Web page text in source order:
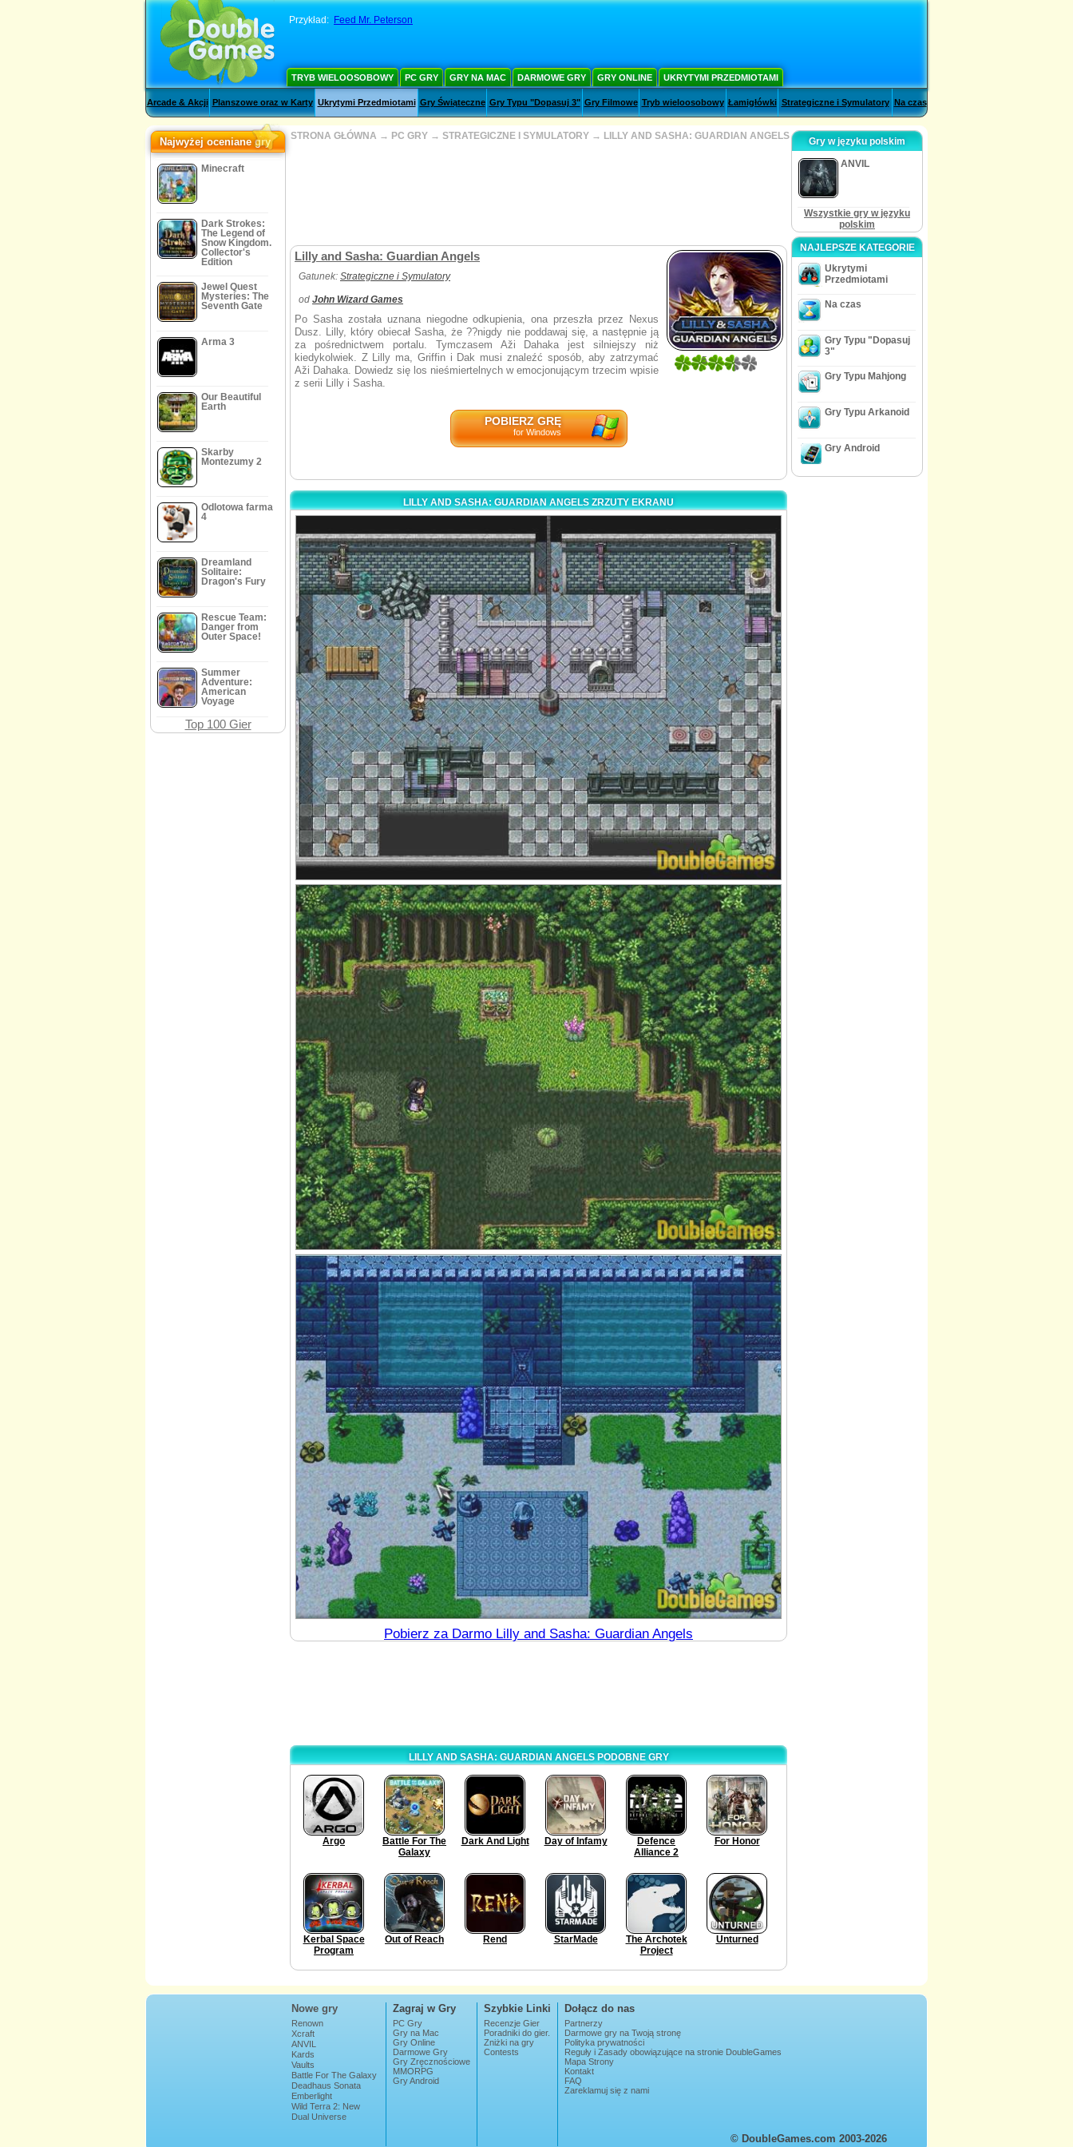
Przykład: Feed Mr. Peterson
TRYB WIELOOSOBOWY PC GRY GRY NA MAC DARMOWE GRY GRY ONLINE UKRYTYMI PRZEDMIOTAMI
Arcade & Akcji Planszowe oraz w Karty Ukrytymi Przedmiotami Gry Świąteczne Gry Typu "Dopasuj 3" Gry Filmowe Tryb wieloosobowy Łamigłówki Strategiczne i Symulatory Na czas
Najwyżej oceniane gry
Minecraft
Dark Strokes:
The Legend of
Snow Kingdom.
Collector's
Edition
Jewel Quest
Mysteries: The
Seventh Gate
Arma 3
Our Beautiful
Earth
Skarby
Montezumy 2
Odlotowa farma
4
Dreamland
Solitaire:
Dragon's Fury
Rescue Team:
Danger from
Outer Space!
Summer
Adventure:
American
Voyage
Top 100 Gier
STRONA GŁÓWNA → PC GRY → STRATEGICZNE I SYMULATORY → LILLY AND SASHA: GUARDIAN ANGELS
5
Lilly and Sasha: Guardian Angels
Gatunek: Strategiczne i Symulatory
od John Wizard Games
Po Sasha została uznana niegodne odkupienia, ona przeszła przez Nexus
Dusz. Lilly, który obiecał Sasha, że ??nigdy nie poddawaj się, a następnie ją
za pośrednictwem portalu. Tymczasem Aži Dahaka jest silniejszy niż
kiedykolwiek. Z Lilly ma, Griffin i Dak musi znaleźć sposób, aby zatrzymać
Aži Dahaka. Dowiedz się los nieśmiertelnych w emocjonującym trzecim wpisie
z serii Lilly i Sasha.
POBIERZ GRĘ
for Windows
LILLY AND SASHA: GUARDIAN ANGELS ZRZUTY EKRANU
Pobierz za Darmo Lilly and Sasha: Guardian Angels
LILLY AND SASHA: GUARDIAN ANGELS PODOBNE GRY
Argo
Battle For The
Galaxy
Dark And Light Day of Infamy
Defence
Alliance 2
For Honor
Kerbal Space
Program
Out of Reach Rend StarMade
The Archotek
Project
Unturned
Gry w języku polskim
ANVIL
Wszystkie gry w języku
polskim
NAJLEPSZE KATEGORIE
Ukrytymi
Przedmiotami
Na czas
Gry Typu "Dopasuj
3"
Gry Typu Mahjong
Gry Typu Arkanoid
Gry Android
Nowe gry
Renown
Xcraft
ANVIL
Kards
Vaults
Battle For The Galaxy
Deadhaus Sonata
Emberlight
Wild Terra 2: New
Lands
Dual Universe
Zagraj w Gry
PC Gry
Gry na Mac
Gry Online
Darmowe Gry
Gry Zręcznościowe
MMORPG
Gry Android
Szybkie Linki
Recenzje Gier
Poradniki do gier.
Zniżki na gry
Contests
Dołącz do nas
Partnerzy
Darmowe gry na Twoją stronę
Polityka prywatności
Reguły i Zasady obowiązujące na stronie DoubleGames
Mapa Strony
Kontakt
FAQ
Zareklamuj się z nami
© DoubleGames.com 2003-2026